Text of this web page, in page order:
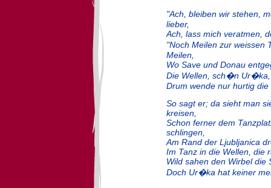
"Ach, bleiben wir stehen,
lieber,
Ach, lass mich veratmen,
"Noch Meilen zur weissen
Meilen,
Wo Save und Donau
Die Wellen, sch�n Ur�ka,
Drum wende nur hurtig
So sagt er; da sieht man
kreisen,
Schon ferner dem
schlingen,
Am Rand der Ljubljanica
Im Tanz in die Wellen, die
Wild sahen den Wirbel die
Doch Ur�ka hat keiner